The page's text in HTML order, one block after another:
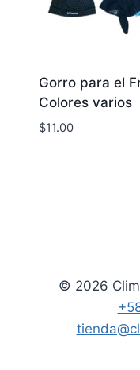
Gorro para el
Colores varios
$11.00
© 2026